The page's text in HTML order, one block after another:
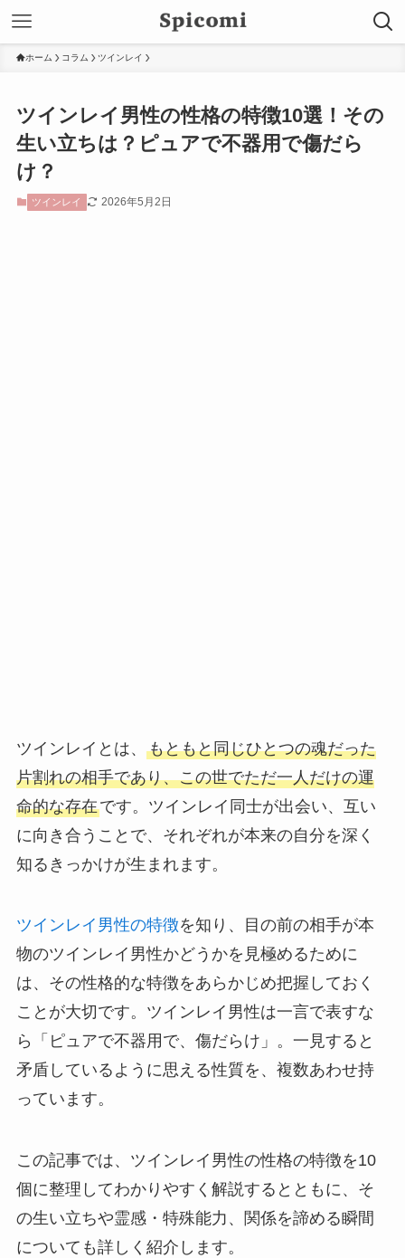
ホーム コラム ツインレイ
ツインレイ男性の性格の特徴10選！その
生い立ちは？ピュアで不器用で傷だら
け？
ツインレイ 2026年5月2日
ツインレイとは、 もともと同じひとつの魂だった
片割れの相手であり、この世でただ一人だけの運
命的な存在です。ツインレイ同士が出会い、互い
に向き合うことで、それぞれが本来の自分を深く
知るきっかけが生まれます。
ツインレイ男性の特徴を知り、目の前の相手が本
物のツインレイ男性かどうかを見極めるために
は、その性格的な特徴をあらかじめ把握しておく
ことが大切です。ツインレイ男性は一言で表すな
ら「ピュアで不器用で、傷だらけ」。一見すると
矛盾しているように思える性質を、複数あわせ持
っています。
この記事では、ツインレイ男性の性格の特徴を10
個に整理してわかりやすく解説するとともに、そ
の生い立ちや霊感・特殊能力、関係を諦める瞬間
についても詳しく紹介します。